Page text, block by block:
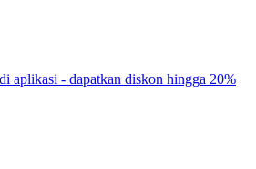
aplikasi - dapatkan diskon hingga 20%